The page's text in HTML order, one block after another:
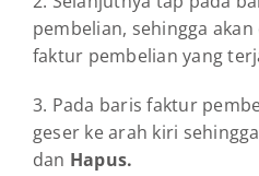
pembelian, sehingga
faktur pembelian yang
3. Pada baris faktur
geser ke arah kiri
dan Hapus.